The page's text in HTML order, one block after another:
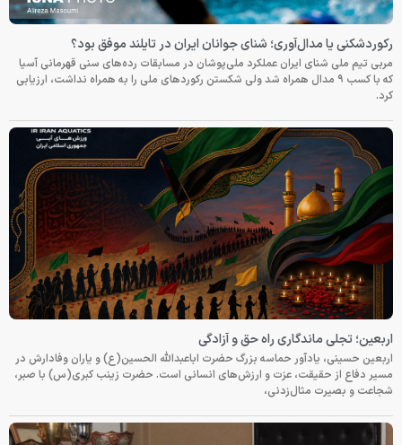
رکوردشکنی یا مدال‌آوری؛ شنای جوانان ایران در تایلند موفق بود؟
مربی تیم ملی شنای ایران عملکرد ملی‌پوشان در مسابقات رده‌های سنی قهرمانی آسیا
که با کسب ۹ مدال همراه شد ولی شکستن رکوردهای ملی را به همراه نداشت، ارزیابی
کرد.
اربعین؛ تجلی ماندگاری راه حق و آزادگی
اربعین حسینی، یادآور حماسه بزرگ حضرت اباعبدالله الحسین(ع) و یاران وفادارش در
مسیر دفاع از حقیقت، عزت و ارزش‌های انسانی است. حضرت زینب کبری(س) با صبر،
شجاعت و بصیرت مثال‌زدنی،